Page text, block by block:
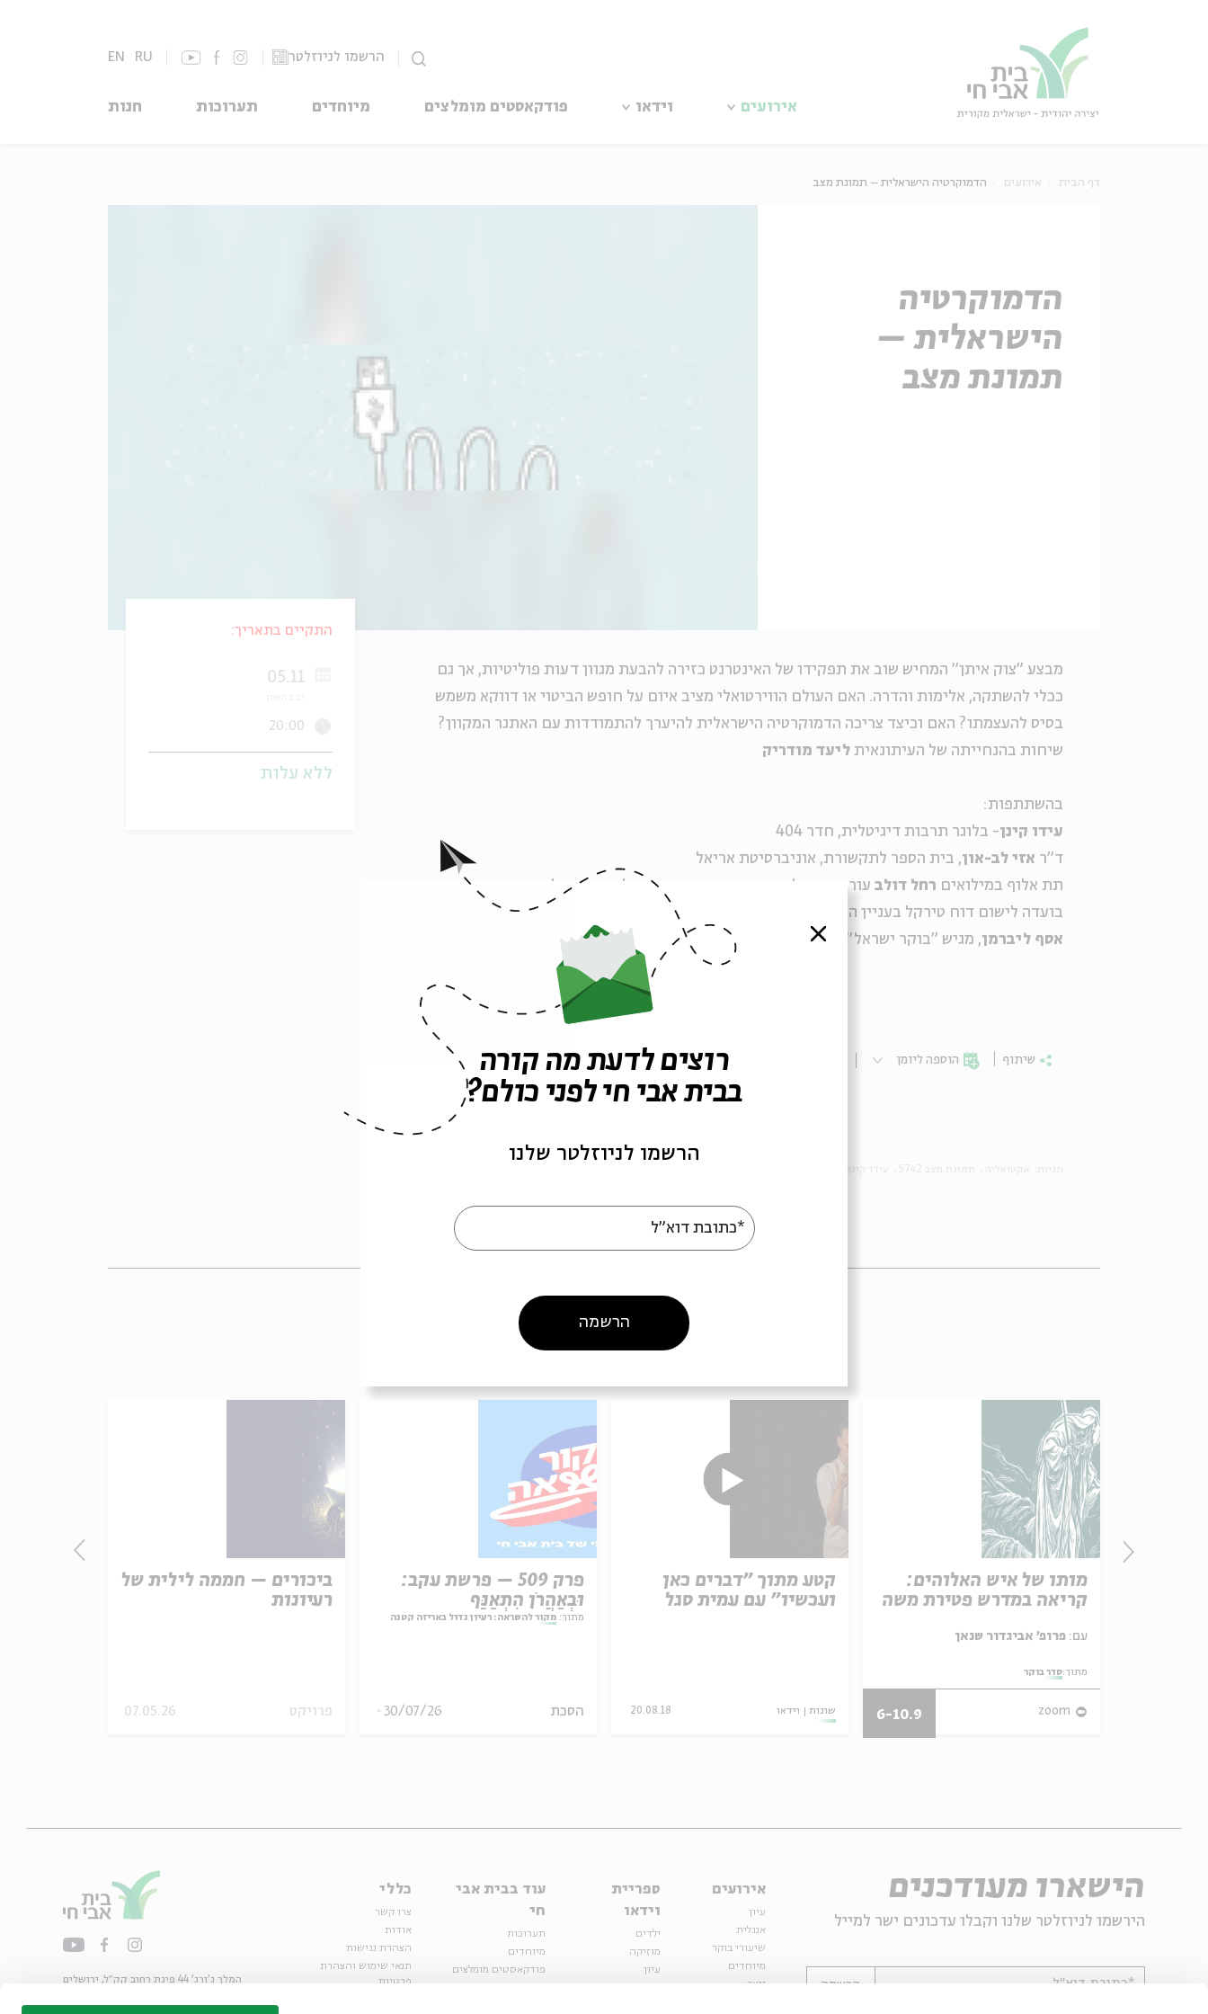
הרשמו לניוזלטר EN RU
אירועים וידאו פודקאסטים מומלצים מיוחדים תערוכות חנות
דף הבית אירועים הדמוקרטיה הישראלית – תמונת מצב
הדמוקרטיה
הישראלית –
תמונת מצב
מבצע "צוק איתן" המחיש שוב את תפקידו של האינטרנט כזירה להבעת מגוון דעות פוליטיות, אך גם
ככלי להשתקה, אלימות והדרה. האם העולם הווירטואלי מציב איום על חופש הביטוי או דווקא משמש
בסיס להעצמתו? האם וכיצד צריכה הדמוקרטיה הישראלית להיערך להתמודדות עם האתגר המקוון?
שיחות בהנחייתה של העיתונאית ליעד מודריק
בהשתתפות:
עידו קינן- בלוגר תרבות דיגיטלית, חדר 404
ד"ר אזי לב-און, בית הספר לתקשורת, אוניברסיטת אריאל
תת אלוף במילואים רחל דולב עורכת דין, לשעבר הצנזורית הראשית לעיתונות ולתקשורת. כיום חברה
בועדה לישום דוח טירקל בעניין הפרות של דיני הלחימה
אסף ליברמן, מגיש "בוקר ישראל", גל"צ
שיתוף הוספה ליומן הרשמה לאירועים דומים
התקיים בתאריך:
05.11
20:00
ללא עלות
עוד בבית אבי חי
ביכורים – חממה לילית של
רעיונות
פרויקט 07.05.26
פרק 509 – פרשת עקב:
וּבְאַהֲרֹן הִתְאַנַּף
מתוך: מקור להשראה: רעיון גדול באריזה קטנה
הסכת 30/07/26
קטע מתוך "דברים כאן
ועכשיו" עם עמית סגל
שונות וידאו 20.08.18
מותו של איש האלוהים:
קריאה במדרש פטירת משה
עם:
מתוך:סדר בוקר
zoom
6-10.9
הישארו מעודכנים
הירשמו לניוזלטר שלנו וקבלו עדכונים ישר למייל
*כתובת דוא"ל הרשמה
אירועים
עיון
אנגלית
שיעורי בוקר
מיוחדים
נוער
ספריית
וידאו
ילדים
מוזיקה
עיון
עוד בבית אבי
חי
תערוכות
מיוחדים
פודקאסטים מומלצים
כללי
צרו קשר
אודות
הצהרת נגישות
תנאי שימוש והצהרת
פרטיות
המלך ג'ורג' 44 פינת רחוב קק״ל, ירושלים
סגור
רוצים לדעת מה קורה
בבית אבי חי לפני כולם?
הרשמו לניוזלטר שלנו
*כתובת דוא"ל
הרשמה